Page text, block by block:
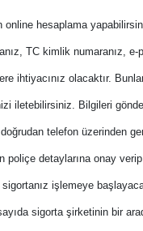
online hesaplama
TC kimlik numaranız,
ihtiyacınız olacaktır.
iletebilirsiniz. Bilgileri
telefon üzerinden
poliçe detaylarına onay
işlemeye
sigorta şirketinin bir